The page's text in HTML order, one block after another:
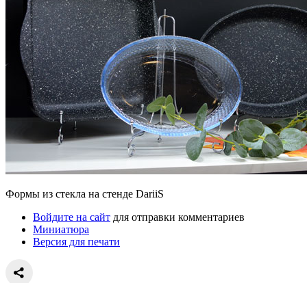
Формы из стекла на стенде DariiS
Войдите на сайт для отправки комментариев
Миниатюра
Версия для печати